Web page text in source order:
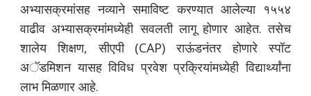
अभ्यासक्रमांसह नव्याने समाविष्ट करण्यात आलेल्या १५५४
वाढीव अभ्यासक्रमांमध्येही सवलती लागू होणार आहेत. तसेच
शालेय शिक्षण, सीएपी (CAP) राऊंडनंतर होणारे स्पॉट
अॅडमिशन यासह विविध प्रवेश प्रक्रियांमध्येही विद्यार्थ्यांना
लाभ मिळणार आहे.